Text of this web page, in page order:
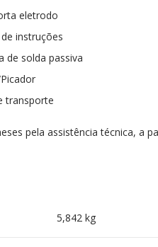
eletrodo
instruções
de solda passiva
transporte
pela assistência técnica, a
5,842 kg